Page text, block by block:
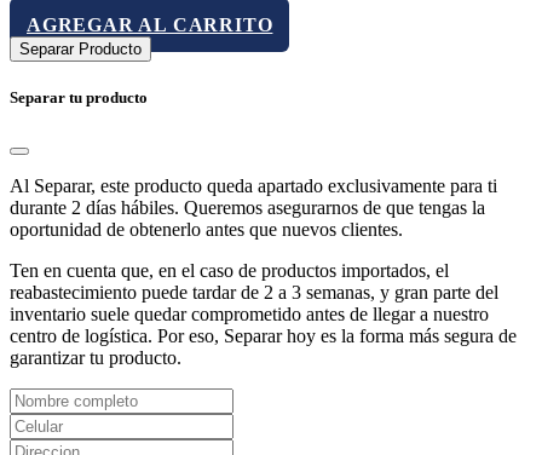
AGREGAR AL CARRITO
Separar Producto
Separar tu producto
Al Separar, este producto queda apartado exclusivamente para ti
durante 2 días hábiles. Queremos asegurarnos de que tengas la
oportunidad de obtenerlo antes que nuevos clientes.
Ten en cuenta que, en el caso de productos importados, el
reabastecimiento puede tardar de 2 a 3 semanas, y gran parte del
inventario suele quedar comprometido antes de llegar a nuestro
centro de logística. Por eso, Separar hoy es la forma más segura de
garantizar tu producto.